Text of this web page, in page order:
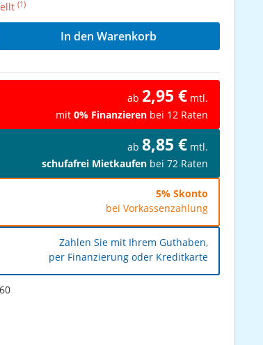
(1)
Gib den gewünschten Wert
In den Warenkorb
ab 2,95 € mtl.
mit 0% Finanzieren bei 12 Raten
ab 8,85 € mtl.
schufafrei Mietkaufen bei 72 Raten
5% Skonto
bei Vorkassenzahlung
Zahlen Sie mit Ihrem Guthaben,
per Finanzierung oder Kreditkarte